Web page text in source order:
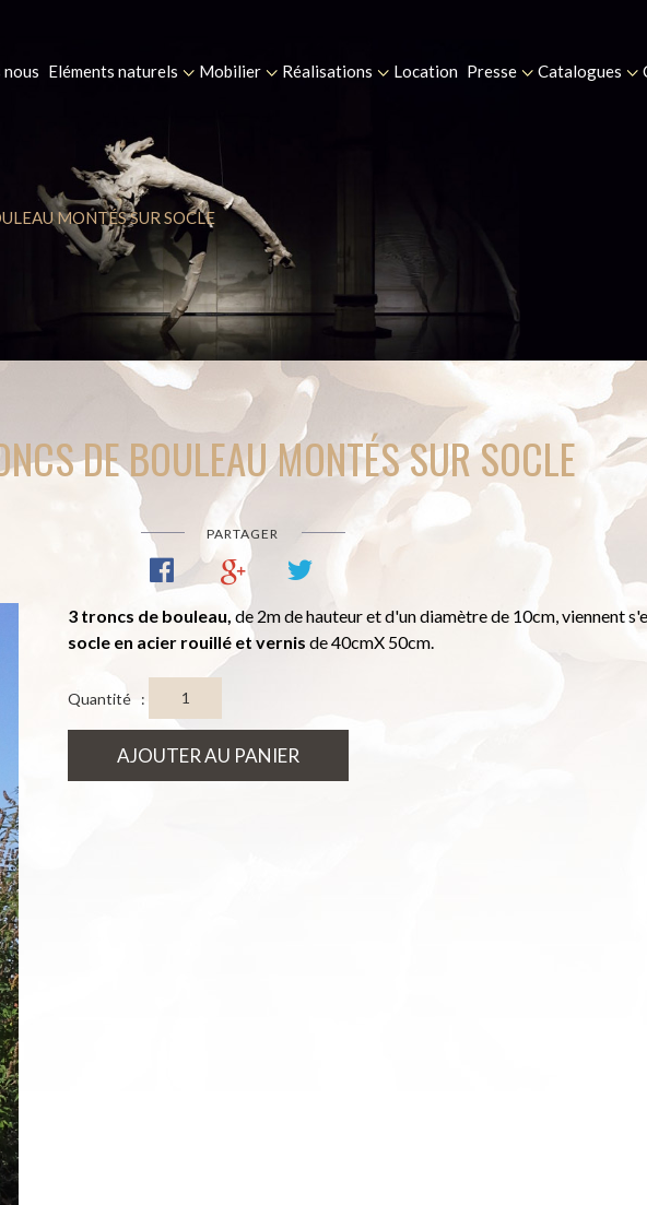
nous Eléments naturels Mobilier Réalisations Location Presse Catalogues
MONTÉS SUR SOCLE
DE BOULEAU MONTÉS SUR SOCLE
PARTAGER
3 troncs de bouleau, de 2m de hauteur et d'un diamètre de 10cm, viennent
socle en acier rouillé et vernis de 40cmX 50cm.
Quantité :
AJOUTER AU PANIER